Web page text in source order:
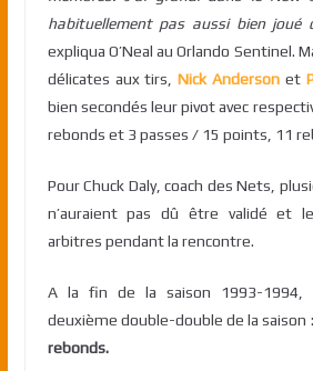
habituellement pas aussi bien joué
expliqua O’Neal au Orlando Sentinel.
délicates aux tirs,Nick Anderson et
bien secondés leur pivot avec
rebonds et 3 passes / 15 points, 11
Pour Chuck Daly, coach des Nets,
n’auraient pas dû être validé et
arbitres pendant la rencontre.
A la fin de la saison 1993-1994,
deuxième double-double de la saison :
rebonds.